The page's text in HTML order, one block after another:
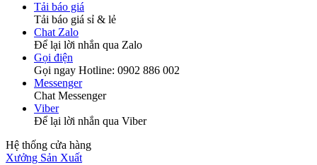
Tải báo giá
Tải báo giá sỉ & lẻ
Chat Zalo
Để lại lời nhắn qua Zalo
Gọi điện
Gọi ngay Hotline: 0902 886 002
Messenger
Chat Messenger
Viber
Để lại lời nhắn qua Viber
Hệ thống cửa hàng
Xưởng Sản Xuất